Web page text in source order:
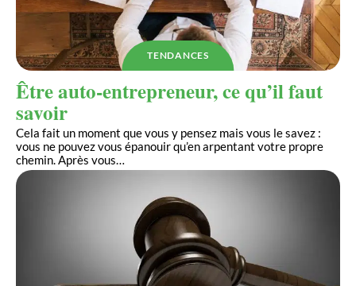
TENDANCES
Être auto-entrepreneur, ce qu’il faut
savoir
Cela fait un moment que vous y pensez mais vous le savez :
vous ne pouvez vous épanouir qu’en arpentant votre propre
chemin. Après vous…